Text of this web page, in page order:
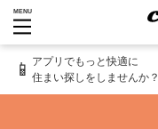
MENU
📱 アプリでもっと快適に
住まい探しをしませんか？